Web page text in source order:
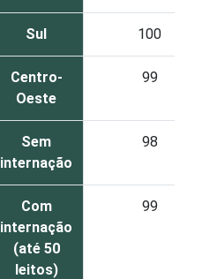
Sul 100
Centro-
Oeste
99
Sem
internação
98
Com
internação
(até 50
leitos)
99